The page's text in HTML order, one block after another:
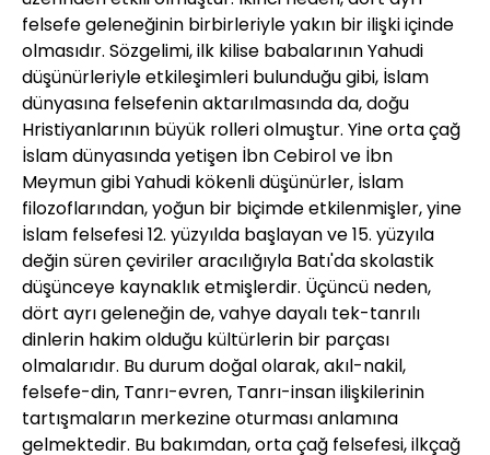
felsefe geleneğinin birbirleriyle yakın bir ilişki içinde
olmasıdır. Sözgelimi, ilk kilise babalarının Yahudi
düşünürleriyle etkileşimleri bulunduğu gibi, İslam
dünyasına felsefenin aktarılmasında da, doğu
Hristiyanlarının büyük rolleri olmuştur. Yine orta çağ
İslam dünyasında yetişen İbn Cebirol ve İbn
Meymun gibi Yahudi kökenli düşünürler, İslam
filozoflarından, yoğun bir biçimde etkilenmişler, yine
İslam felsefesi 12. yüzyılda başlayan ve 15. yüzyıla
değin süren çeviriler aracılığıyla Batı'da skolastik
düşünceye kaynaklık etmişlerdir. Üçüncü neden,
dört ayrı geleneğin de, vahye dayalı tek-tanrılı
dinlerin hakim olduğu kültürlerin bir parçası
olmalarıdır. Bu durum doğal olarak, akıl-nakil,
felsefe-din, Tanrı-evren, Tanrı-insan ilişkilerinin
tartışmaların merkezine oturması anlamına
gelmektedir. Bu bakımdan, orta çağ felsefesi, ilkçağ